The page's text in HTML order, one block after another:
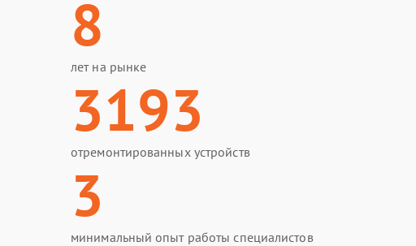
8
лет на рынке
3193
отремонтированных устройств
3
минимальный опыт работы специалистов